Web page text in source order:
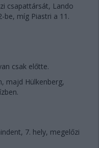
csapattársát, Lando
be, míg Piastri a 11.
csak előtte.
majd Hülkenberg,
7. hely, megelőzi